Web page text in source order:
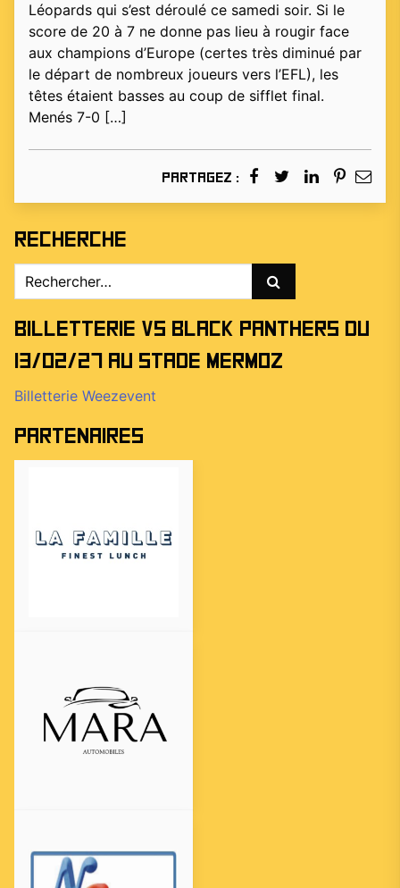
Léopards qui s’est déroulé ce samedi soir. Si le
score de 20 à 7 ne donne pas lieu à rougir face
aux champions d’Europe (certes très diminué par
le départ de nombreux joueurs vers l’EFL), les
têtes étaient basses au coup de sifflet final.
Menés 7-0 […]
Partagez :
Recherche
Rechercher :
Billetterie vs Black Panthers du
13/02/27 au stade Mermoz
Billetterie Weezevent
Partenaires